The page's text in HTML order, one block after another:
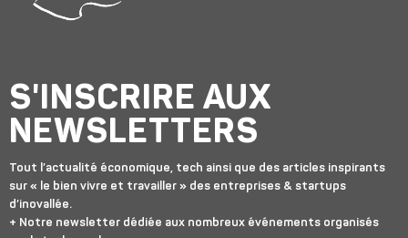
S'INSCRIRE AUX
NEWSLETTERS
Tout l’actualité économique, tech ainsi que des articles inspirants
sur « le bien vivre et travailler » des entreprises & startups
d’inovallée.
+ Notre newsletter dédiée aux nombreux événements organisés